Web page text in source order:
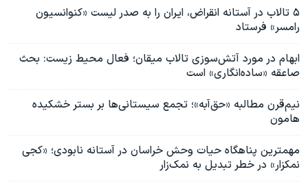
۵ تالاب در آستانه انقراض، ایران را به صدر لیست «کنوانسیون
رامسر» فرستاد
ابهام در مورد آتش‌سوزی تالاب میقان؛ فعال محیط زیست: بحث
صاعقه «ساده‌انگاری» است
نیم‌قرن مطالبه «حق‌آبه»؛ تجمع سیستانی‌ها بر بستر ‌خشکیده
هامون
مهمترین پناهگاه حیات وحش خراسان در آستانه نابودی؛ «کجی
نمکزار» در خطر تبدیل به نمک‌زار